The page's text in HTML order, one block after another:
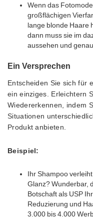
Wenn das
großflächigen
lange blonde Haare
dann muss sie im
aussehen und
Ein Versprechen
Entscheiden Sie sich für
ein einziges. Erleichtern
Wiedererkennen, indem
Situationen
Produkt anbieten.
Beispiel:
Ihr Shampoo
Glanz? Wunderbar,
Botschaft als USP
Reduzierung und
3.000 bis 4.000